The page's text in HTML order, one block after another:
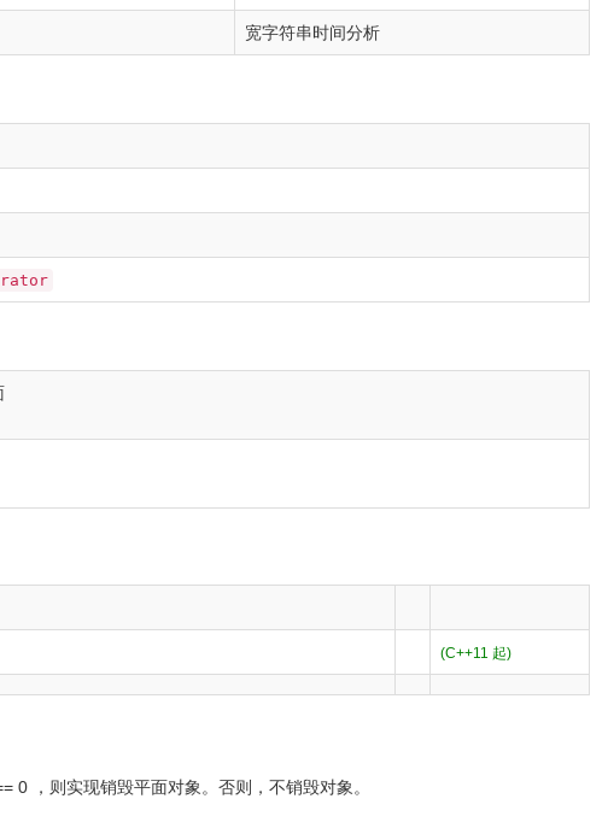
宽字符串时间分析
(C++11 起)
0 ，则实现销毁平面对象。否则，不销毁对象。